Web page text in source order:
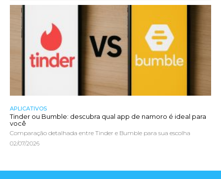
APLICATIVOS
Tinder ou Bumble: descubra qual app de namoro é ideal para
você
Comparação detalhada entre Tinder e Bumble para sua escolha
02/07/2026